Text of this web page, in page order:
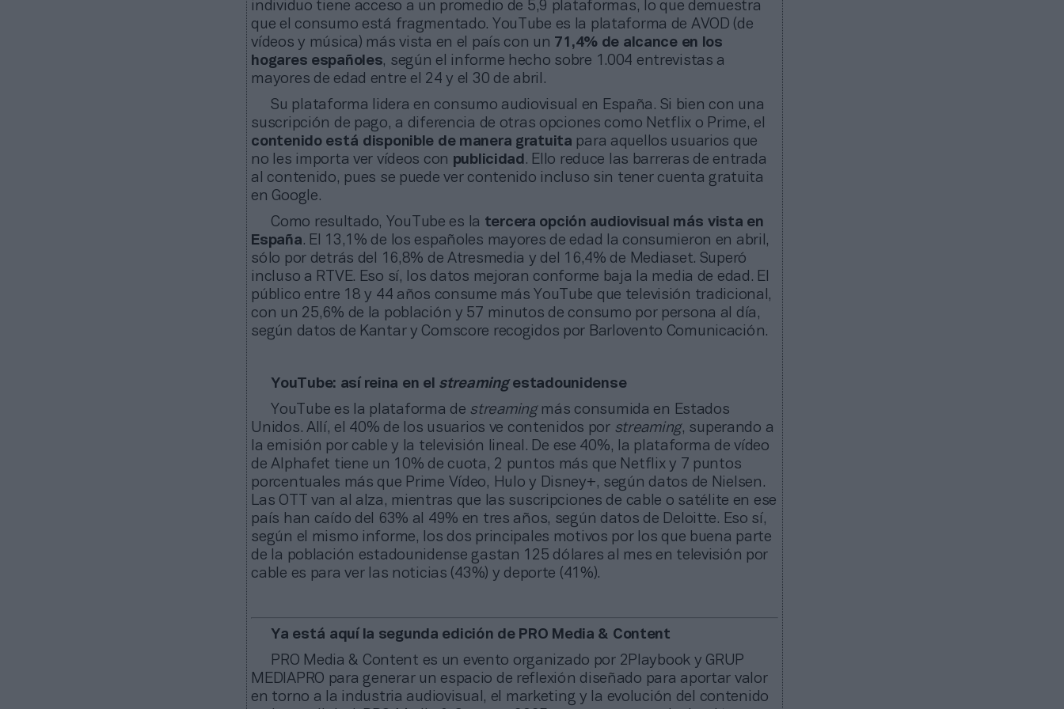
individuo tiene acceso a un promedio de 5,9 plataformas, lo que demuestra
que el consumo está fragmentado. YouTube es la plataforma de AVOD (de
vídeos y música) más vista en el país con un 71,4% de alcance en los
hogares españoles, según el informe hecho sobre 1.004 entrevistas a
mayores de edad entre el 24 y el 30 de abril.
Su plataforma lidera en consumo audiovisual en España. Si bien con una
suscripción de pago, a diferencia de otras opciones como Netflix o Prime, el
contenido está disponible de manera gratuita para aquellos usuarios que
no les importa ver vídeos con publicidad . Ello reduce las barreras de entrada
al contenido, pues se puede ver contenido incluso sin tener cuenta gratuita
en Google.
Como resultado, YouTube es la tercera opción audiovisual más vista en
España. El 13,1% de los españoles mayores de edad la consumieron en abril,
sólo por detrás del 16,8% de Atresmedia y del 16,4% de Mediaset. Superó
incluso a RTVE. Eso sí, los datos mejoran conforme baja la media de edad. El
público entre 18 y 44 años consume más YouTube que televisión tradicional,
con un 25,6% de la población y 57 minutos de consumo por persona al día,
según datos de Kantar y Comscore recogidos por Barlovento Comunicación.
YouTube: así reina en el streamingestadounidense
YouTube es la plataforma de streamingmás consumida en Estados
Unidos. Allí, el 40% de los usuarios ve contenidos por streaming, superando a
la emisión por cable y la televisión lineal. De ese 40%, la plataforma de vídeo
de Alphafet tiene un 10% de cuota, 2 puntos más que Netflix y 7 puntos
porcentuales más que Prime Vídeo, Hulo y Disney+, según datos de Nielsen.
Las OTT van al alza, mientras que las suscripciones de cable o satélite en ese
país han caído del 63% al 49% en tres años, según datos de Deloitte. Eso sí,
según el mismo informe, los dos principales motivos por los que buena parte
de la población estadounidense gastan 125 dólares al mes en televisión por
cable es para ver las noticias (43%) y deporte (41%).
Ya está aquí la segunda edición de PRO Media & Content
PRO Media & Content es un evento organizado por 2Playbook y GRUP
MEDIAPRO para generar un espacio de reflexión diseñado para aportar valor
en torno a la industria audiovisual, el marketing y la evolución del contenido